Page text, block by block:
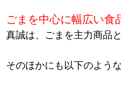
ごまを中心に幅広い食
真誠は、ごまを主力商品
そのほかにも以下のよう